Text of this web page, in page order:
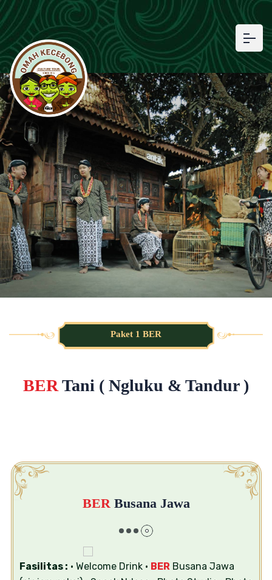
Our history
Paket 1 BER
BERTani ( Ngluku & Tandur )
BER Busana Jawa
Fasilitas : • Welcome Drink• BERBusana Jawa